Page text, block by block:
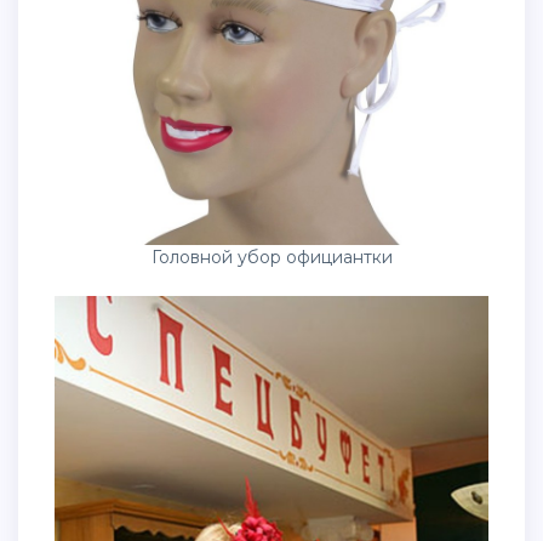
Головной убор официантки